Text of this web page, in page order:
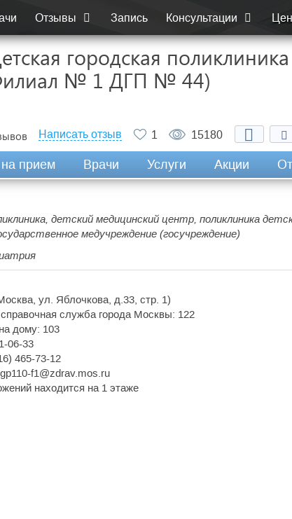
Отзывы Запись Консультации
городская
№ 1 ДГП № 44)
Написать отзыв 1 15180
прием Врачи Услуги Акции
детский медицинский центр, поликлиника
медучреждение (госучреждение)
ул. Яблочкова, д.33, стр. 1)
служба города Москвы: 122
дому: 103
06-33
465-73-12
f1@zdrav.mos.ru
находится на 1 этаже